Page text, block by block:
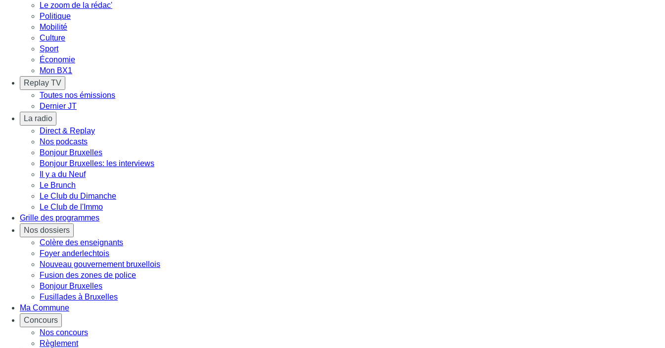
Le zoom de la rédac'
Politique
Mobilité
Culture
Sport
Économie
Mon BX1
Replay TV
Toutes nos émissions
Dernier JT
La radio
Direct & Replay
Nos podcasts
Bonjour Bruxelles
Bonjour Bruxelles: les interviews
Il y a du Neuf
Le Brunch
Le Club du Dimanche
Le Club de l'Immo
Grille des programmes
Nos dossiers
Colère des enseignants
Foyer anderlechtois
Nouveau gouvernement bruxellois
Fusion des zones de police
Bonjour Bruxelles
Fusillades à Bruxelles
Ma Commune
Concours
Nos concours
Règlement